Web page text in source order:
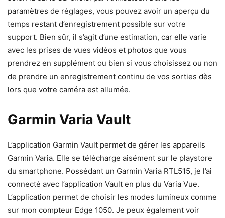
paramètres de réglages, vous pouvez avoir un aperçu du
temps restant d’enregistrement possible sur votre
support. Bien sûr, il s’agit d’une estimation, car elle varie
avec les prises de vues vidéos et photos que vous
prendrez en supplément ou bien si vous choisissez ou non
de prendre un enregistrement continu de vos sorties dès
lors que votre caméra est allumée.
Garmin Varia Vault
L’application Garmin Vault permet de gérer les appareils
Garmin Varia. Elle se télécharge aisément sur le playstore
du smartphone. Possédant un Garmin Varia RTL515, je l’ai
connecté avec l’application Vault en plus du Varia Vue.
L’application permet de choisir les modes lumineux comme
sur mon compteur Edge 1050. Je peux également voir